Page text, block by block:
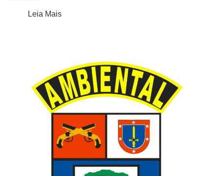
Morretes
Paraná (Bacia Litorânea e Rio Guaraguaçu)
Paranaguá
Pontal do Paraná
Quatro Barras
Leia Mais